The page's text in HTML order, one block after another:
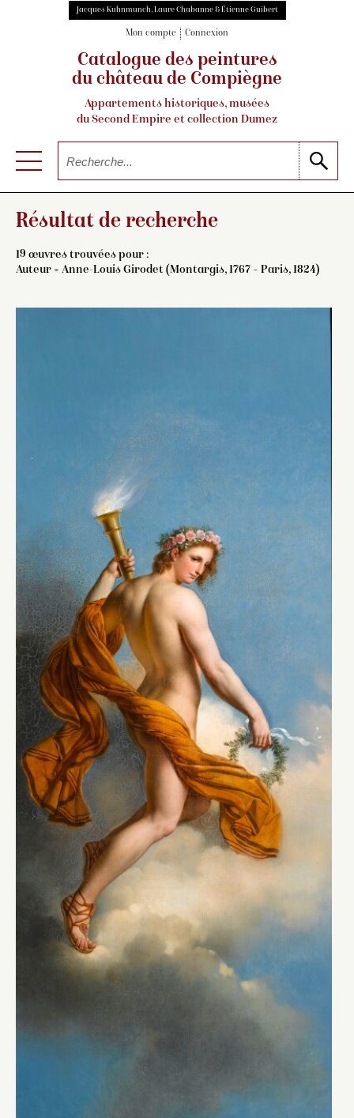
Jacques Kuhnmunch, Laure Chabanne & Étienne Guibert
Mon compte Connexion
Catalogue des peintures
du château de Compiègne
Appartements historiques, musées
du Second Empire et collection Dumez
Résultat de recherche
19 œuvres trouvées pour :
Auteur = Anne-Louis Girodet (Montargis, 1767 – Paris, 1824)